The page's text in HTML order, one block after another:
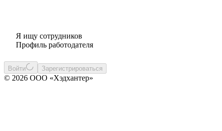
Я ищу сотрудников
Профиль работодателя
Войти Зарегистрироваться
© 2026 ООО «Хэдхантер»